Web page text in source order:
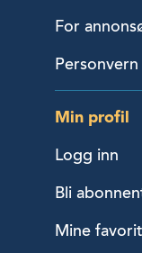
For
Min profil
Logg inn
Bli
Mine